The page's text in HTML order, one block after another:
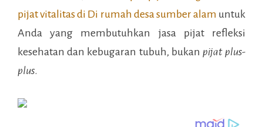
pijat vitalitas di Di rumah desa sumber alam untuk
Anda yang membutuhkan jasa pijat refleksi
kesehatan dan kebugaran tubuh, bukan pijat plus-
plus.